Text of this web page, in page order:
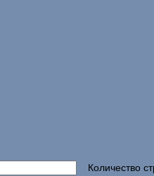
Количество